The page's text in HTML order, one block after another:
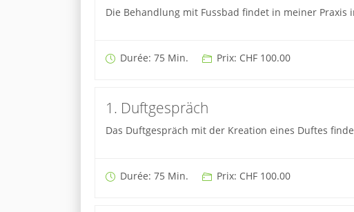
Die Behandlung mit Fussbad findet in meiner Praxis
Durée: 75 Min. Prix: CHF 100.00
1. Duftgespräch
Das Duftgespräch mit der Kreation eines Duftes
Durée: 75 Min. Prix: CHF 100.00